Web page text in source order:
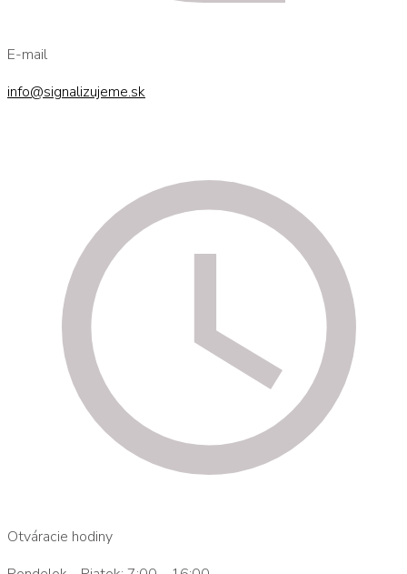
E-mail
info@signalizujeme.sk
Otváracie hodiny